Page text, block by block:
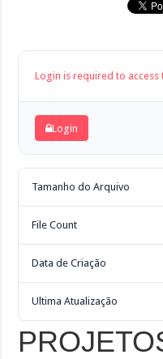
Login is required to access
Login
Tamanho do Arquivo
File Count
Data de Criação
Ultima Atualização